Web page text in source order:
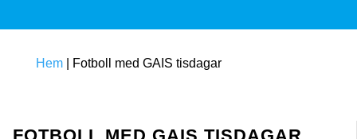
n
Hem Fotboll med GAIS tisdagar